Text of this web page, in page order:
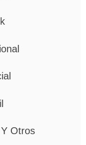
Otros